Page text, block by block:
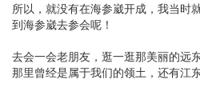
所以，就没有在海参崴开成，我当时
到海参崴去参会呢！
去会一会老朋友，逛一逛那美丽的远
那里曾经是属于我们的领土，还有江东